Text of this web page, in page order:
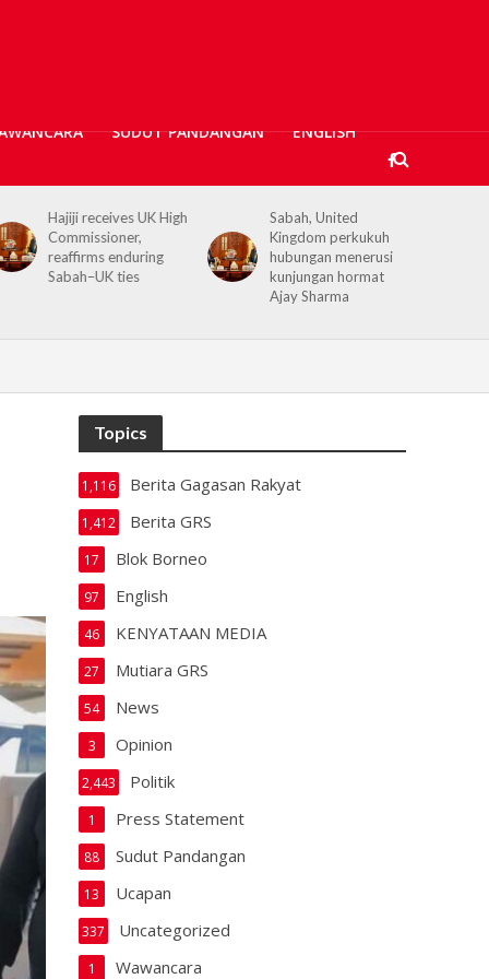
SUDUT PANDANGAN ENGLISH
Sabah, United
Kingdom perkukuh
hubungan menerusi
kunjungan hormat
Kerajaan Negeri
prihatin, 362 mangsa
banjir Tawau terima
bantuan kewangan
Topics
Berita Gagasan Rakyat
1,116
Berita GRS
1,412
Blok Borneo
17
English
97
KENYATAAN MEDIA
46
Mutiara GRS
27
News
54
Opinion
3
Politik
2,443
Press Statement
1
Sudut Pandangan
88
Ucapan
13
Uncategorized
337
Wawancara
1